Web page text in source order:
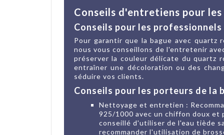
Conseils d'entretiens pour
Conseils pour les professionnels
Pour garantir que la bague avec
nous vous conseillons de l'entretenir
préserver la couleur délicate du quartz
entraîner une décoloration ou des
séduire vos clients.
Conseils pour les porteurs de la
Nettoyage et entretien :
925/1000 avec un chiffon doux
conseillé d'utiliser de l'eau tiède
recommander l'utilisation de